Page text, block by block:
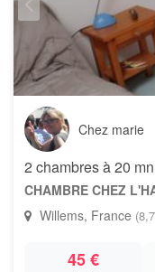
Chez marie
2 chambres à 20
CHAMBRE CHEZ
Willems, France
45 €